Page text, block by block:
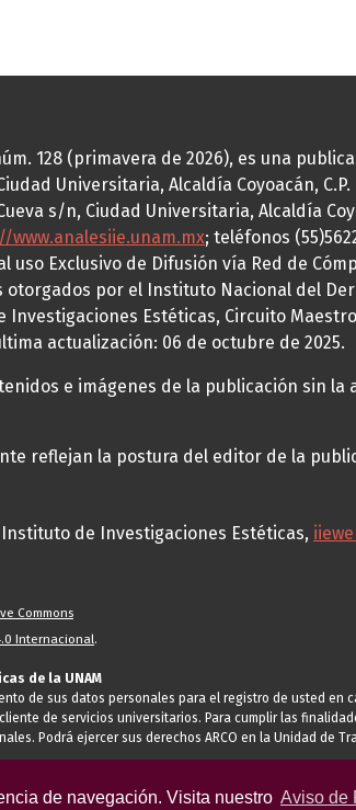
de navegación. Visita nuestro Aviso de
128 (primavera de 2026), es una
Universitaria, Alcaldía Coyoacán,
s/n, Ciudad Universitaria, Alcaldía
www.analesiie.unam.mx; teléfonos
Exclusivo de Difusión vía Red de
otorgados por el Instituto Nacional del
Estéticas, Circuito
actualización: 06 de octubre de 2025.
e imágenes de la publicación sin
reflejan la postura del editor de la
de Investigaciones Estéticas,
Commons
Internacional.
de la UNAM
de sus datos personales para el registro de usted en
de servicios universitarios. Para cumplir las
Podrá ejercer sus derechos ARCO en la Unidad de